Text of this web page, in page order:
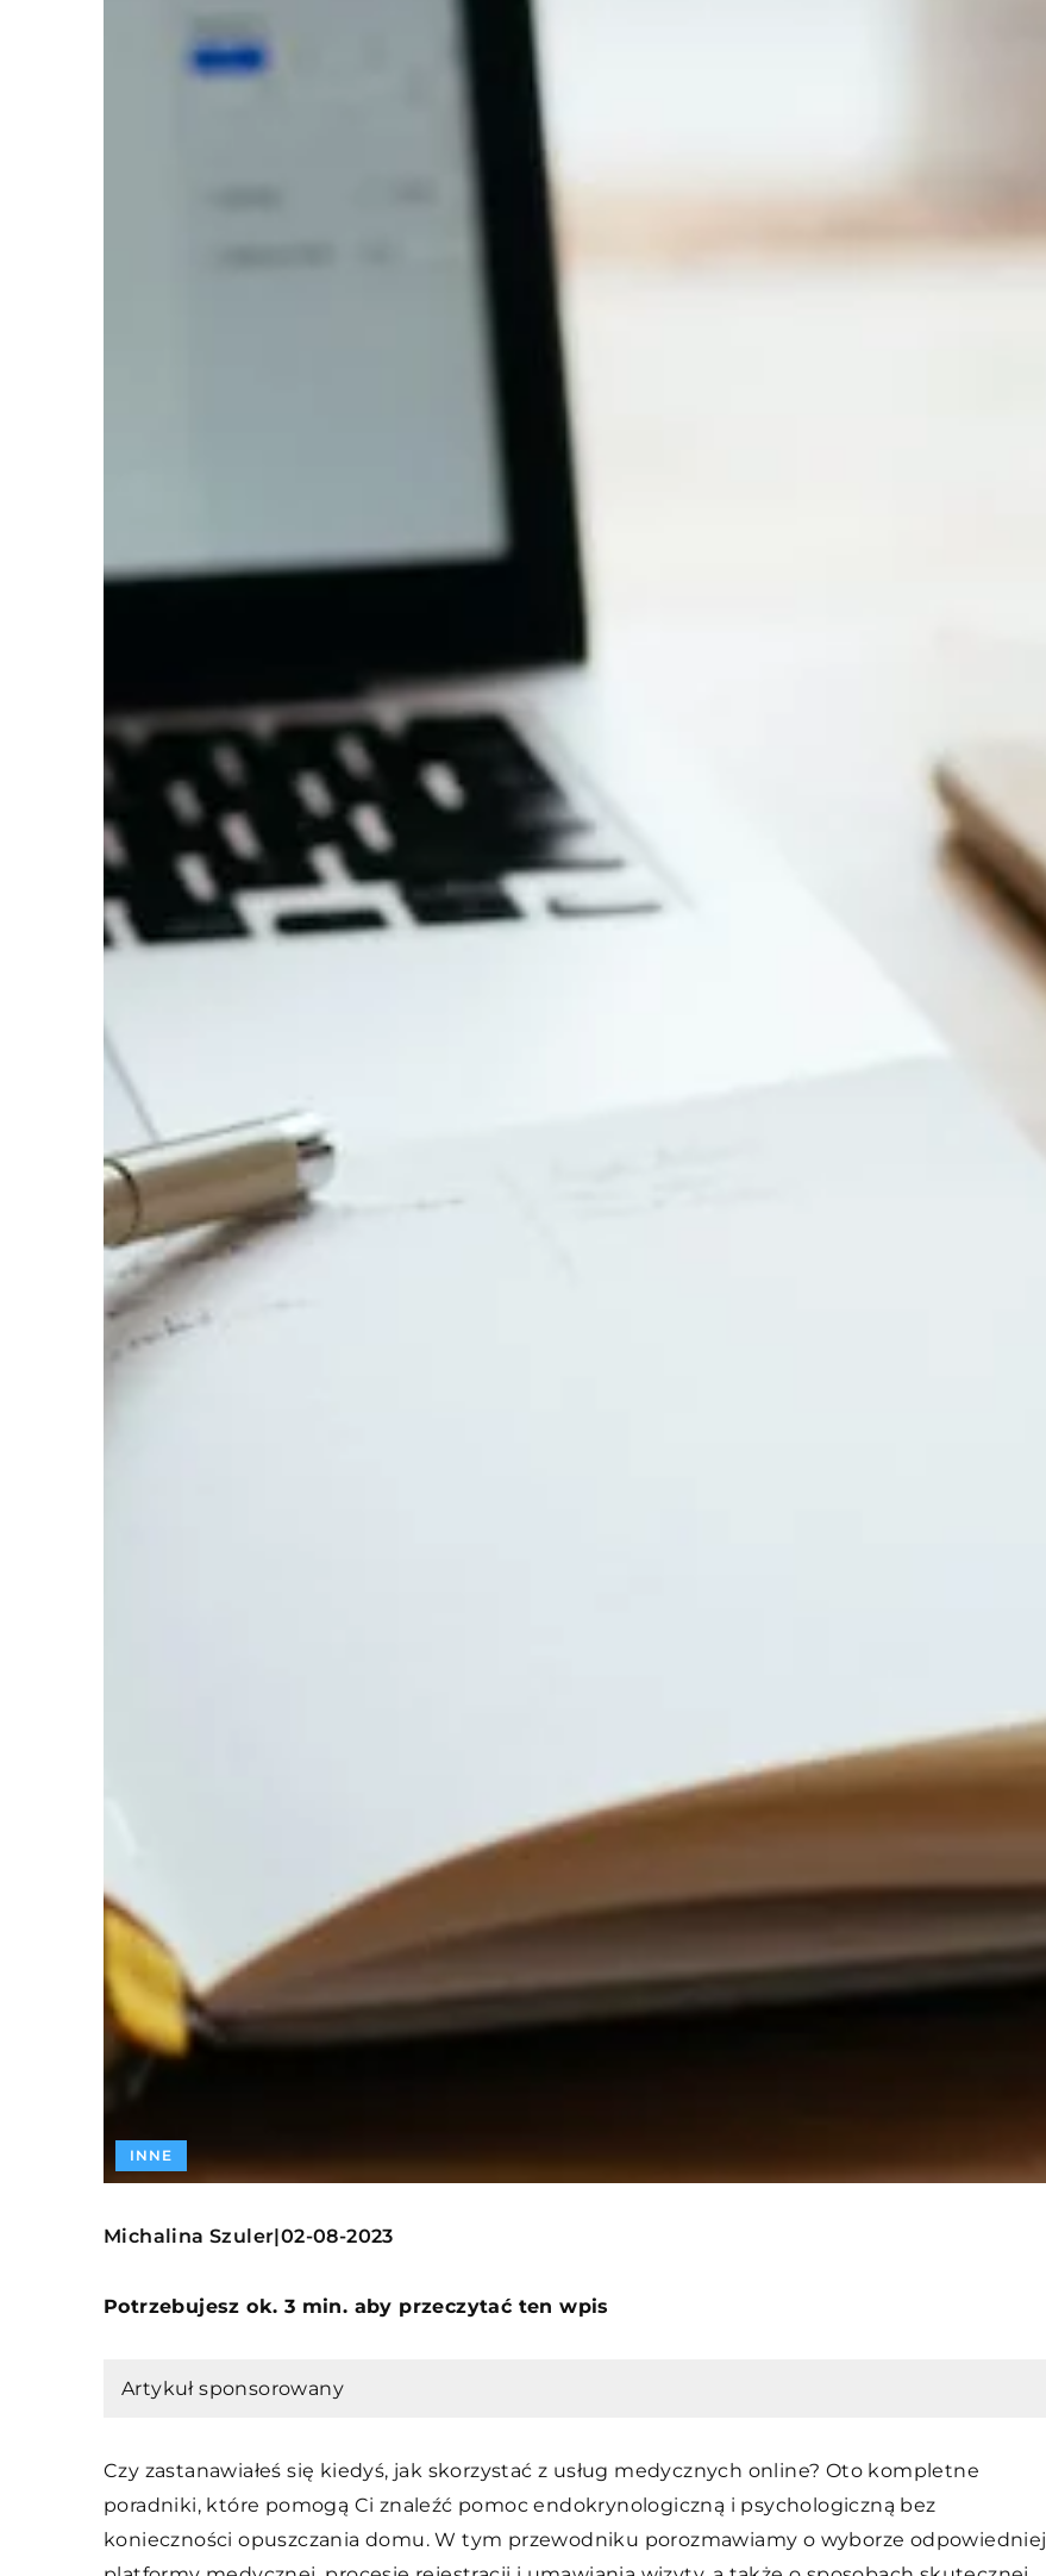
INNE
Michalina Szuler|02-08-2023
Potrzebujesz ok. 3 min. aby przeczytać ten wpis
Artykuł sponsorowany
Czy zastanawiałeś się kiedyś, jak skorzystać z usług medycznych online? Oto kompletne
poradniki, które pomogą Ci znaleźć pomoc endokrynologiczną i psychologiczną bez
konieczności opuszczania domu. W tym przewodniku porozmawiamy o wyborze odpowiedniej